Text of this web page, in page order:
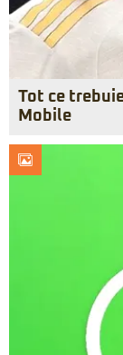
Tot ce
Mobile